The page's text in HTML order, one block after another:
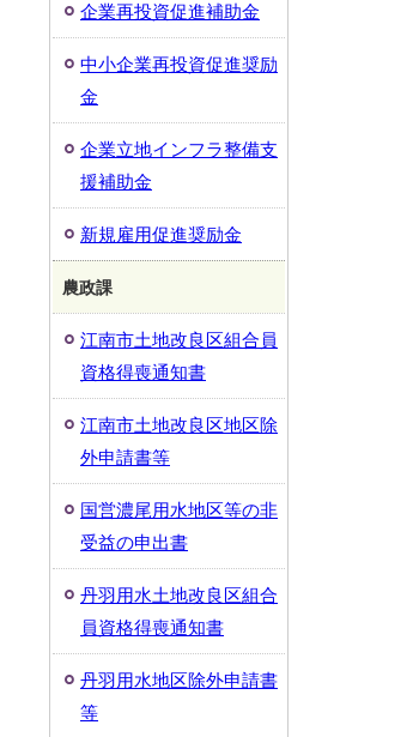
企業再投資促進補助金
中小企業再投資促進奨励
金
企業立地インフラ整備支
援補助金
新規雇用促進奨励金
農政課
江南市土地改良区組合員
資格得喪通知書
江南市土地改良区地区除
外申請書等
国営濃尾用水地区等の非
受益の申出書
丹羽用水土地改良区組合
員資格得喪通知書
丹羽用水地区除外申請書
等